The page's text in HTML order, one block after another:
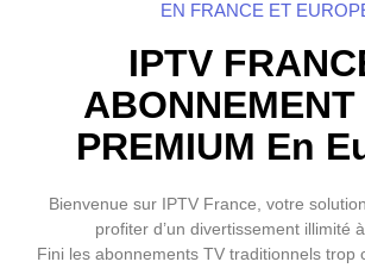
EN FRANCE ET
IPTV
ABONNEMENT
PREMIUM En
Bienvenue sur IPTV France, votre
profiter d’un divertissement illimité
Fini les abonnements TV traditionnels trop